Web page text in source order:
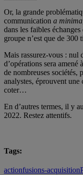
Or, la grande
communication a minima
dans les faibles échanges
groupe n’est que de 300
Mais rassurez-vous : nul
d’opérations sera
de nombreuses sociétés,
analystes, éprouvent une
coter…
En d’autres termes, il y
2022. Restez attentifs.
Tags:
actionfusions-acquisition